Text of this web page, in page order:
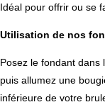
Idéal pour offrir ou se
Utilisation de nos
Posez le fondant dans
puis allumez une
inférieure de votre